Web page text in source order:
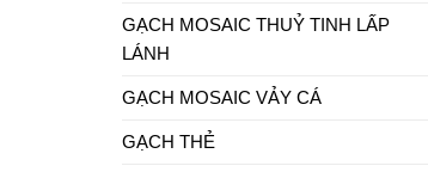
GẠCH MOSAIC THUỶ TINH LẤP
LÁNH
GẠCH MOSAIC VẢY CÁ
GẠCH THẺ